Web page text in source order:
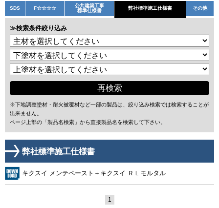
SDS F☆☆☆☆
公共建築工事
標準仕様書
弊社標準施工仕様書 その他
≫検索条件絞り込み
※下地調整塗材・耐火被覆材など一部の製品は、絞り込み検索では検索することが
出来ません。
ページ上部の「製品名検索」から直接製品名を検索して下さい。
弊社標準施工仕様書
キクスイ メンテペースト＋キクスイ ＲＬモルタル
1